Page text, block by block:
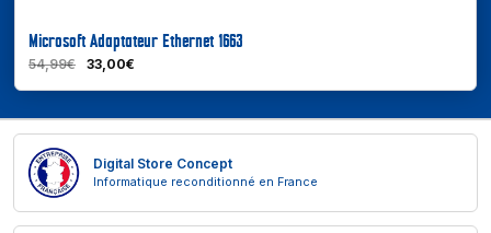
Microsoft Adaptateur Ethernet 1663
54,99€ 33,00€
Digital Store Concept
Informatique reconditionné en France